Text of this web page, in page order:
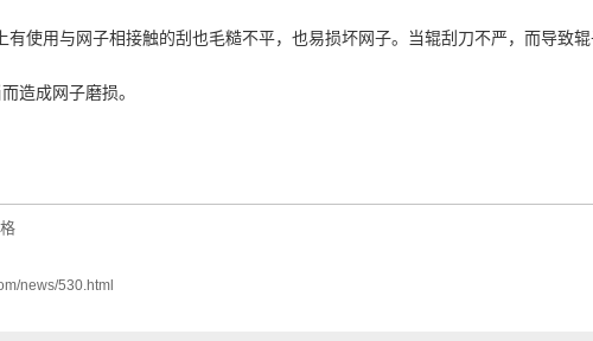
有使用与网子相接触的刮也毛糙不平，也易损坏网子。当辊刮刀不严，而导致
造成网子磨损。
news/530.html